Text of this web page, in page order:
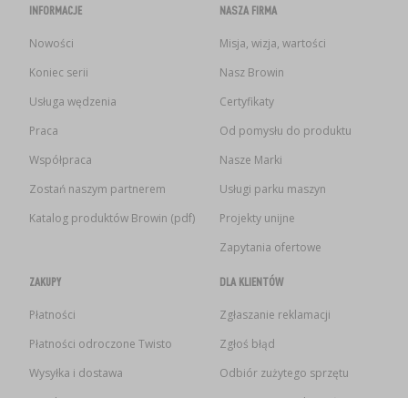
INFORMACJE
Nowości
Koniec serii
Usługa wędzenia
Praca
Współpraca
Zostań naszym partnerem
Katalog produktów Browin (pdf)
NASZA FIRMA
Misja, wizja, wartości
Nasz Browin
Certyfikaty
Od pomysłu do produktu
Nasze Marki
Usługi parku maszyn
Projekty unijne
Zapytania ofertowe
ZAKUPY
Płatności
Płatności odroczone Twisto
Wysyłka i dostawa
DLA KLIENTÓW
Zgłaszanie reklamacji
Zgłoś błąd
Odbiór zużytego sprzętu